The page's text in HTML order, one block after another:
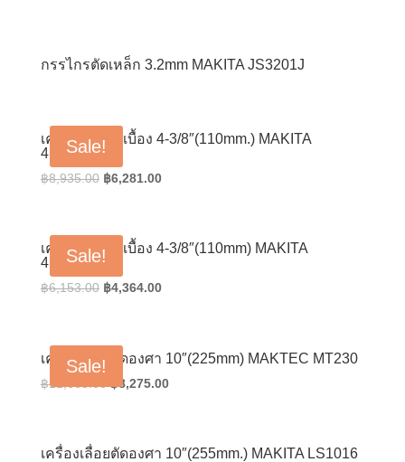
กรรไกรตัดเหล็ก 3.2mm MAKITA JS3201J
Sale!
เครื่องตัดกระเบื้อง 4-3/8″(110mm.) MAKITA
4100NB
฿8,935.00 Original
฿8,935.00.
฿6,281.00Current
฿6,281.00.
Sale!
เครื่องตัดกระเบื้อง 4-3/8″(110mm) MAKITA
4100NH2
฿6,153.00 Original
฿6,153.00.
฿4,364.00Current
฿4,364.00.
Sale!
เครื่องเลื่อยตัดองศา 10″(225mm) MAKTEC MT230
฿11,663.00
Original
฿11,663.00.
8,275.00Current
฿8,275.00.
เครื่องเลื่อยตัดองศา 10″(255mm.) MAKITA LS1016